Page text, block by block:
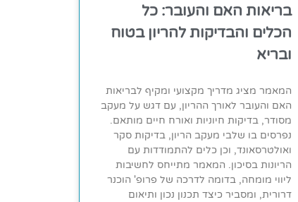
בריאות האם והעובר: כל
הכלים והבדיקות להריון בטוח
ובריא
המאמר מציג מדריך מקצועי ומקיף לבריאות
האם והעובר לאורך ההריון, עם דגש על מעקב
מסודר, בדיקות חיוניות ואורח חיים מותאם.
נפרסים בו שלבי מעקב הריון, בדיקות סקר
ואולטרסאונד, וכן כלים להתמודדות עם
הריונות בסיכון. המאמר מתייחס לחשיבות
ליווי מומחה, בדומה לדרכה של פרופ' הוכנר
דרורית, ומסביר כיצד תכנון נכון ותיאום